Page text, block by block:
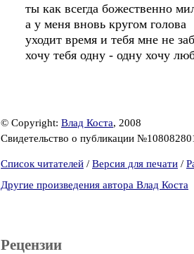
ты как всегда божественно
а у меня вновь кругом голова
уходит время и тебя мне не
хочу тебя одну - одну хочу
© Copyright: Влад Коста, 2008
Свидетельство о публикации
Список читателей / Версия для печати /
Другие произведения автора Влад Коста
Рецензии